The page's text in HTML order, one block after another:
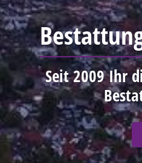
Unsere
Wir sind für Sie
Fragen